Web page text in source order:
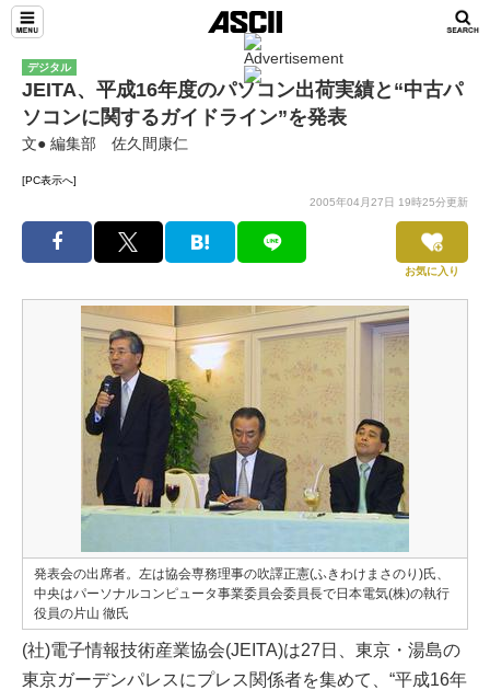
デジタル
JEITA、平成16年度のパソコン出荷実績と“中古パ
ソコンに関するガイドライン”を発表
文● 編集部 佐久間康仁
[PC表示へ]
2005年04月27日 19時25分更新
お気に入り
発表会の出席者。左は協会専務理事の吹譯正憲(ふきわけまさのり)氏、
中央はパーソナルコンピュータ事業委員会委員長で日本電気(株)の執行
役員の片山 徹氏
(社)電子情報技術産業協会(JEITA)は27日、東京・湯島の
東京ガーデンパレスにプレス関係者を集めて、“平成16年